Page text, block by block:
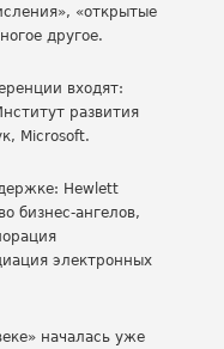
«открытые
другое.
входят:
развития
Microsoft.
Hewlett
бизнес-ангелов,
электронных
началась уже